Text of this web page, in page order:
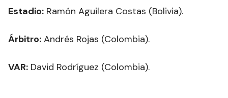
Estadio: Ramón Aguilera Costas (Bolivia).
Árbitro: Andrés Rojas (Colombia).
VAR: David Rodríguez (Colombia).